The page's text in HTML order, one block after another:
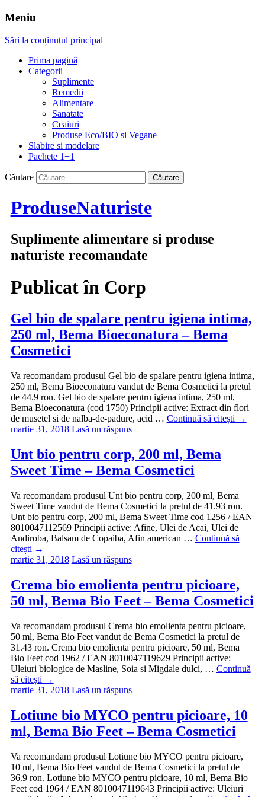
Meniu
Sări la conținutul principal
Prima pagină
Categorii
Suplimente
Remedii
Alimentare
Sanatate
Ceaiuri
Produse Eco/BIO si Vegane
Slabire si modelare
Pachete 1+1
Căutare
ProduseNaturiste
Suplimente alimentare si produse
naturiste recomandate
Publicat în Corp
Gel bio de spalare pentru igiena intima,
250 ml, Bema Bioeconatura – Bema
Cosmetici
Va recomandam produsul Gel bio de spalare pentru igiena intima,
250 ml, Bema Bioeconatura vandut de Bema Cosmetici la pretul
de 44.9 ron. Gel bio de spalare pentru igiena intima, 250 ml,
Bema Bioeconatura (cod 1750) Principii active: Extract din flori
de musetel si de nalba-de-padure, acid … Continuă să citești →
martie 31, 2018 Lasă un răspuns
Unt bio pentru corp, 200 ml, Bema
Sweet Time – Bema Cosmetici
Va recomandam produsul Unt bio pentru corp, 200 ml, Bema
Sweet Time vandut de Bema Cosmetici la pretul de 41.93 ron.
Unt bio pentru corp, 200 ml, Bema Sweet Time cod 1256 / EAN
8010047112569 Principii active: Afine, Ulei de Acai, Ulei de
Andiroba, Balsam de Copaiba, Afin american … Continuă să
citești →
martie 31, 2018 Lasă un răspuns
Crema bio emolienta pentru picioare,
50 ml, Bema Bio Feet – Bema Cosmetici
Va recomandam produsul Crema bio emolienta pentru picioare,
50 ml, Bema Bio Feet vandut de Bema Cosmetici la pretul de
31.43 ron. Crema bio emolienta pentru picioare, 50 ml, Bema
Bio Feet cod 1962 / EAN 8010047119629 Principii active:
Uleiuri biologice de Masline, Soia si Migdale dulci, … Continuă
să citești →
martie 31, 2018 Lasă un răspuns
Lotiune bio MYCO pentru picioare, 10
ml, Bema Bio Feet – Bema Cosmetici
Va recomandam produsul Lotiune bio MYCO pentru picioare,
10 ml, Bema Bio Feet vandut de Bema Cosmetici la pretul de
36.9 ron. Lotiune bio MYCO pentru picioare, 10 ml, Bema Bio
Feet cod 1964 / EAN 8010047119643 Principii active: Uleiuri